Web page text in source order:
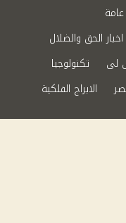
اخبار الحق والضلال
لى
تكنولوجيا
الابراج الفلكية